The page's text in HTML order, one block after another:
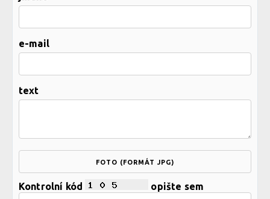
e-mail
text
FOTO (FORMÁT JPG)
Kontrolní kód opište sem